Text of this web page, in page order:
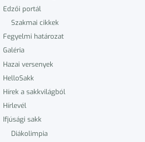
Edzői portál
Szakmai cikkek
Fegyelmi határozat
Galéria
Hazai versenyek
HelloSakk
Hírek a sakkvilágból
Hírlevél
Ifjúsági sakk
Diákolimpia